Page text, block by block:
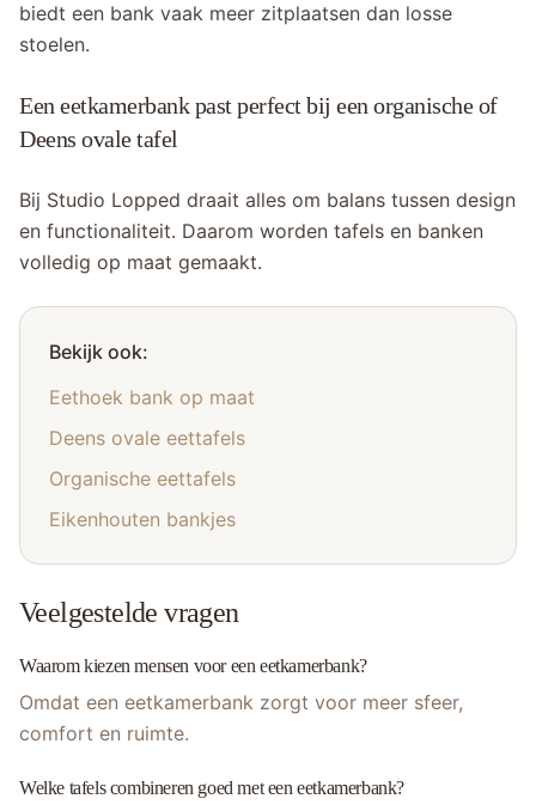
biedt een bank vaak meer zitplaatsen dan losse
stoelen.
Een eetkamerbank past perfect bij een organische of
Deens ovale tafel
Bij Studio Lopped draait alles om balans tussen design
en functionaliteit. Daarom worden tafels en banken
volledig op maat gemaakt.
Bekijk ook:
Eethoek bank op maat
Deens ovale eettafels
Organische eettafels
Eikenhouten bankjes
Veelgestelde vragen
Waarom kiezen mensen voor een eetkamerbank?
Omdat een eetkamerbank zorgt voor meer sfeer,
comfort en ruimte.
Welke tafels combineren goed met een eetkamerbank?